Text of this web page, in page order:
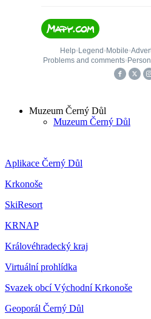
Muzeum Černý Důl
Muzeum Černý Důl
Aplikace Černý Důl
Krkonoše
SkiResort
KRNAP
Královéhradecký kraj
Virtuální prohlídka
Svazek obcí Východní Krkonoše
Geoporál Černý Důl